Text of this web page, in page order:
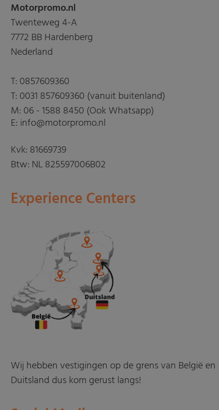
Motorpromo.nl
Twenteweg 4-A
7772 BB Hardenberg
Nederland
T: 0857609360
T: 0031 857609360 (vanuit buitenland)
M: 06 - 1588 8450 (Ook Whatsapp)
E: info@motorpromo.nl
Kvk: 81669739
Btw: NL 825597006B02
Experience Centers
Wij hebben vestigingen op de grens van België en
Duitsland dus kom gerust langs!